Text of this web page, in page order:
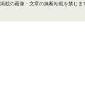
掲載の画像・文章の無断転載を禁じま